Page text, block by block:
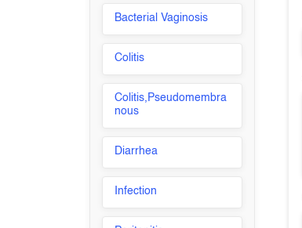
Bacterial Vaginosis
Colitis
Colitis,Pseudomembra
nous
Diarrhea
Infection